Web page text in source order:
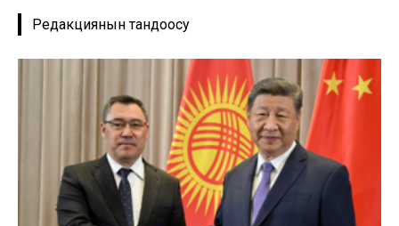
Редакциянын тандоосу